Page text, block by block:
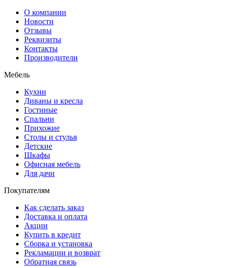
О компании
Новости
Отзывы
Реквизиты
Контакты
Производители
Мебель
Кухни
Диваны и кресла
Гостиные
Спальни
Прихожие
Столы и стулья
Детские
Шкафы
Офисная мебель
Для дачи
Покупателям
Как сделать заказ
Доставка и оплата
Акции
Купить в кредит
Сборка и установка
Рекламации и возврат
Обратная связь